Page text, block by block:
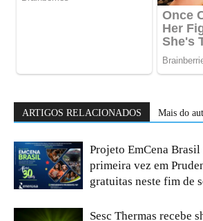
ARTIGOS RELACIONADOS Mais do
Projeto EmCena Brasil
primeira vez em
gratuitas neste fim de
Sesc Thermas recebe